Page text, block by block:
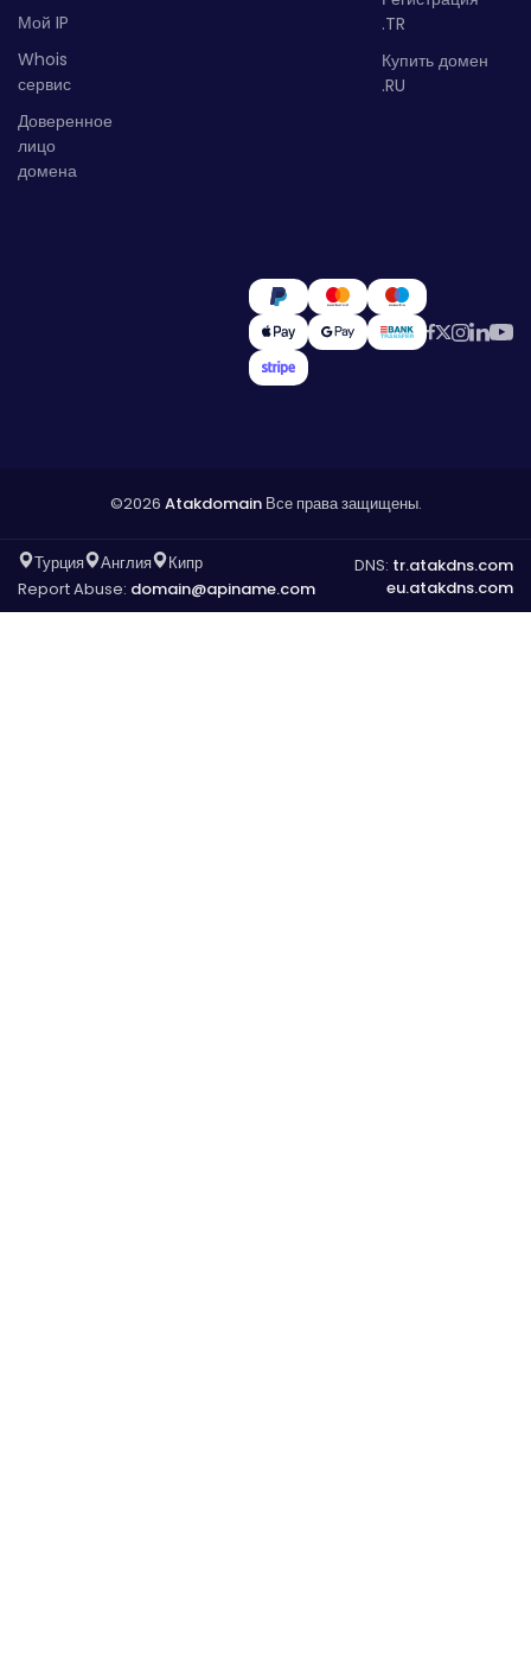
Мой IP
Whois
сервис
Доверенное
лицо
домена
.TR
Купить домен
.RU
©2026 AtakdomainВсе права защищены.
Турция Англия
Кипр
Report Abuse: domain@apiname.com
DNS: tr.atakdns.com
eu.atakdns.com